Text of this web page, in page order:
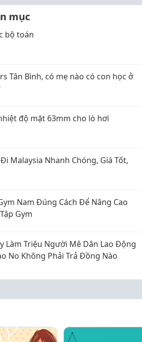
mục
bộ toán
Tân Bình, có mẹ nào có con học ở
độ mặt 63mm cho lò hơi
Malaysia Nhanh Chóng, Giá Tốt,
Nam Đúng Cách Để Nâng Cao
Gym
Làm Triệu Người Mê Dân Lao Động
No Không Phải Trả Đồng Nào